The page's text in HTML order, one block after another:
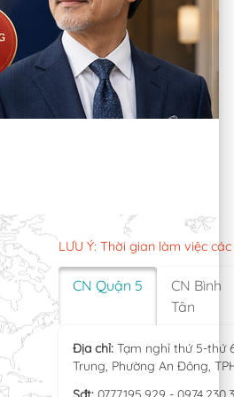
LƯU Ý: Thời gian làm việc
CN Quận 5
CN Bình
Tân
Địa chỉ: Tạm nghỉ thứ 5-thứ
Trung, Phường An Đông,